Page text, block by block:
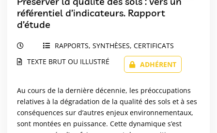
référentiel d’indicateurs. Rapport
d’étude
RAPPORTS, SYNTHÈSES, CERTIFICATS
TEXTE BRUT OU ILLUSTRÉ
ADHÉRENT
Au cours de la dernière décennie, les préoccupations
relatives à la dégradation de la qualité des sols et à ses
conséquences sur d’autres enjeux environnementaux,
sont montées en puissance. Cette dynamique s’est